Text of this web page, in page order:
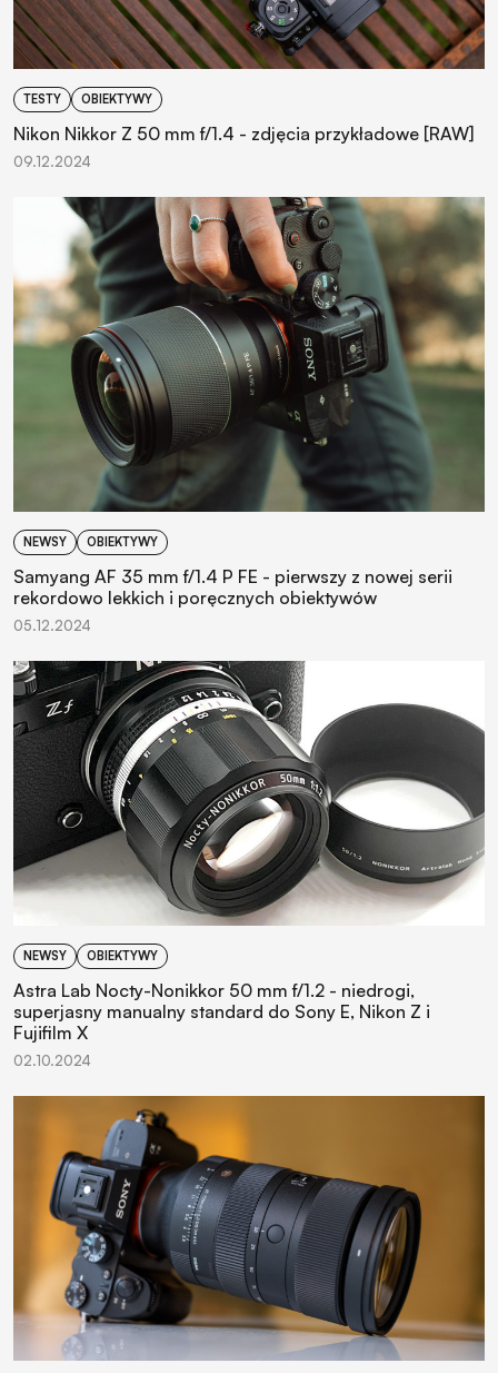
TESTY OBIEKTYWY
Nikon Nikkor Z 50 mm f/1.4 - zdjęcia przykładowe [RAW]
09.12.2024
NEWSY OBIEKTYWY
Samyang AF 35 mm f/1.4 P FE - pierwszy z nowej serii
rekordowo lekkich i poręcznych obiektywów
05.12.2024
NEWSY OBIEKTYWY
Astra Lab Nocty-Nonikkor 50 mm f/1.2 - niedrogi,
superjasny manualny standard do Sony E, Nikon Z i
Fujifilm X
02.10.2024